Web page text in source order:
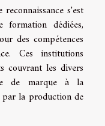
s'est
dédiées,
des compétences
Ces institutions
couvrant les divers
de marque à la
par la production de